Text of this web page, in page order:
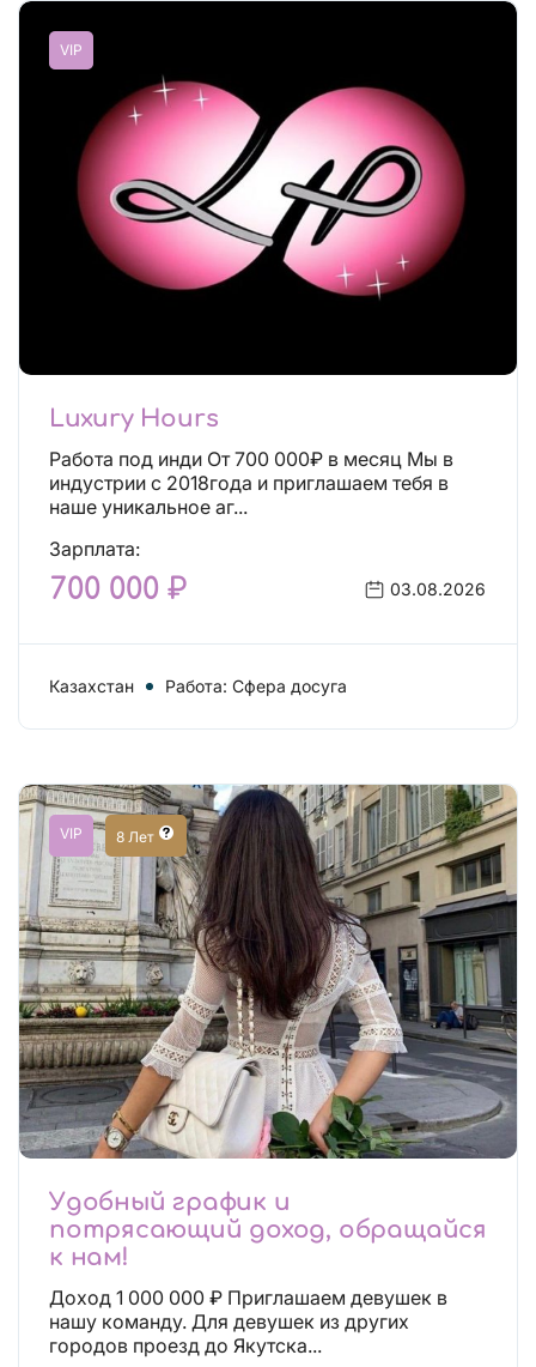
VIP
Luxury Hours
Работа под инди От 700 000₽ в месяц Мы в
индустрии с 2018года и приглашаем тебя в
наше уникальное аг...
Зарплата:
700 000 ₽ 03.08.2026
Казахстан Работа: Сфера досуга
VIP 8 Лет
Удобный график и
потрясающий доход, обращайся
к нам!
Доход 1 000 000 ₽ Приглашаем девушек в
нашу команду. Для девушек из других
городов проезд до Якутска...